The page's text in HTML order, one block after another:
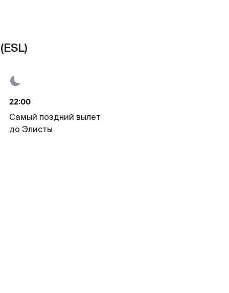
22:00
Самый поздний вылет
до Элисты